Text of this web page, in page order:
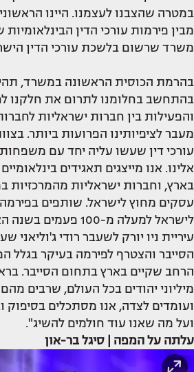
במטרה שהצבנו לעצמנו. היינו
מבין פירמות עורכי הדין
משרד שרשום בלשכת עורכי הדין
בהרמת הכוסית הראשונה במשרד,
בהתחשב בחלומנו לתרום את חלקנו
והפעילות בין חברות ישראליות
מעבר לציפיותינו הפרועות ביותר.
עורכי דין שעשו עליה יחד עם
אלינו. אנו מייצגים תאגידים
בארץ, וחברות ישראליות
עסקים מחוץ לישראל. שותפים
לישראל למעלה מ-100
עיריית ניו יורק לשעבר רודי
הסייבר והצטרף לפירמה בעיקר בגלל
הרחב שקיים בארץ בתחום הסייבר.
מיליוני יהודים בכל העולם, שרבים
ועומדים לצדה, אנו מסתכלים
ועל מה שאנו עוד חולמים להשיג".
עלתה על המפה | סיגל בר-און